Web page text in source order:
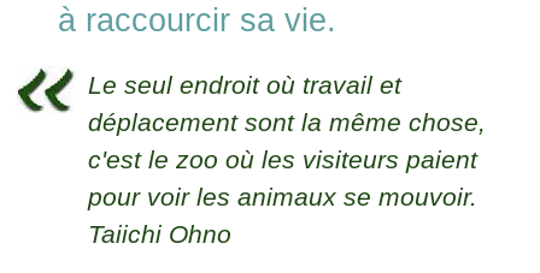
à raccourcir sa vie.
Le seul endroit où travail et
déplacement sont la même chose,
c'est le zoo où les visiteurs paient
pour voir les animaux se mouvoir.
Taiichi Ohno